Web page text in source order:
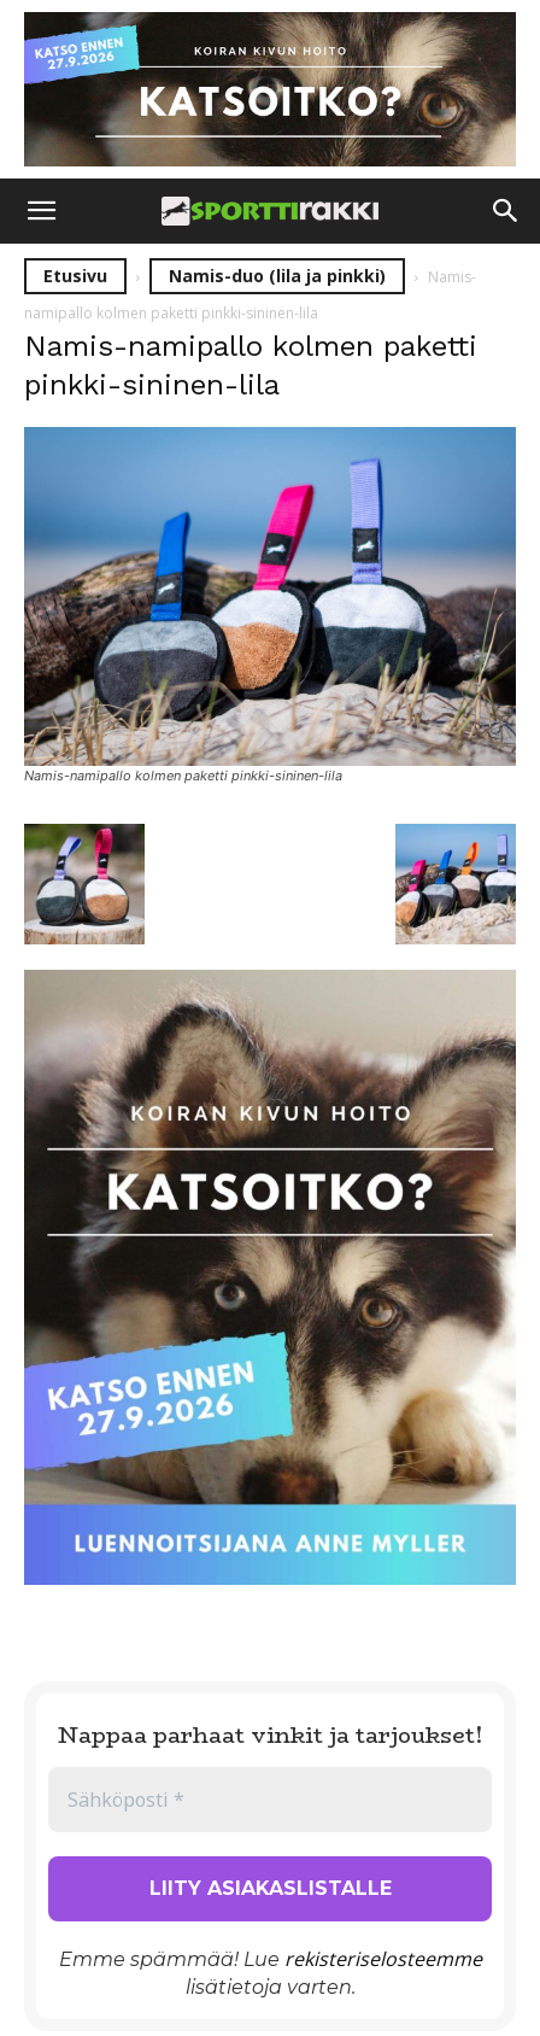
Etusivu Namis-duo (lila ja pinkki)
Namis-
namipallo kolmen paketti pinkki-sininen-lila
Namis-namipallo kolmen paketti
pinkki-sininen-lila
Namis-namipallo kolmen paketti pinkki-sininen-lila
Nappaa parhaat vinkit ja tarjoukset!
Emme spämmää! Lue rekisteriselosteemme
lisätietoja varten.